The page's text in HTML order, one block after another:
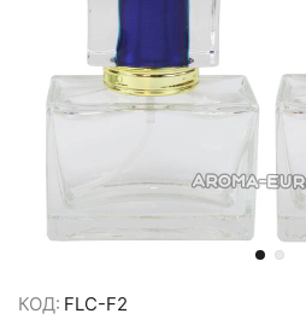
КОД: FLC-F2